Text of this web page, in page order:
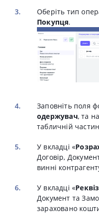
Оберіть тип
Покупця.
Заповніть поля
одержувач, та
табличній
У вкладці «
Договір,
винні
У вкладці «
Документ та
зараховано